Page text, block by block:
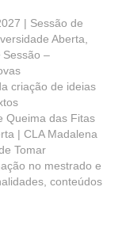
| Sessão de
Aberta,
Sessão –
criação de ideias
Queima das Fitas
| CLA Madalena
Tomar
no mestrado e
conteúdos